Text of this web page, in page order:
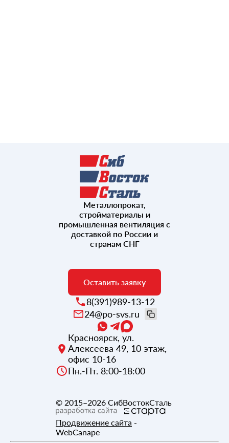
Металлопрокат,
стройматериалы и
промышленная вентиляция с
доставкой по России и
странам СНГ
Оставить заявку
8(391)989-13-12
24@po-svs.ru
Красноярск, ул.
Алексеева 49, 10 этаж,
офис 10-16
Пн.-Пт. 8:00-18:00
© 2015–2026 СибВостокСталь
Продвижение сайта -
WebCanape